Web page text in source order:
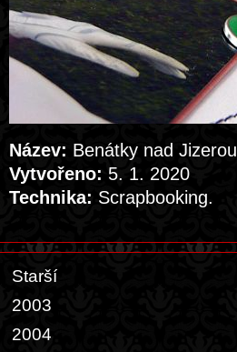
Název: Benátky nad Jizerou
Vytvořeno: 5. 1. 2020
Technika: Scrapbooking.
Starší
2003
2004